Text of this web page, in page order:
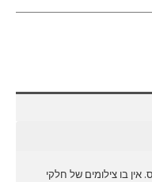
בו צילומים של חלקי